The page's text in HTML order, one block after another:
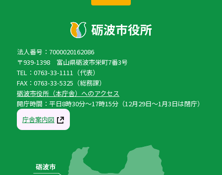
法人番号：7000020162086
〒939-1398 富山県砺波市栄町7番3号
TEL：0763-33-1111（代表）
FAX：0763-33-5325（総務課）
砺波市役所（本庁舎）へのアクセス
開庁時間：平日8時30分〜17時15分（12月29日〜1月3日は閉庁）
庁舎案内図